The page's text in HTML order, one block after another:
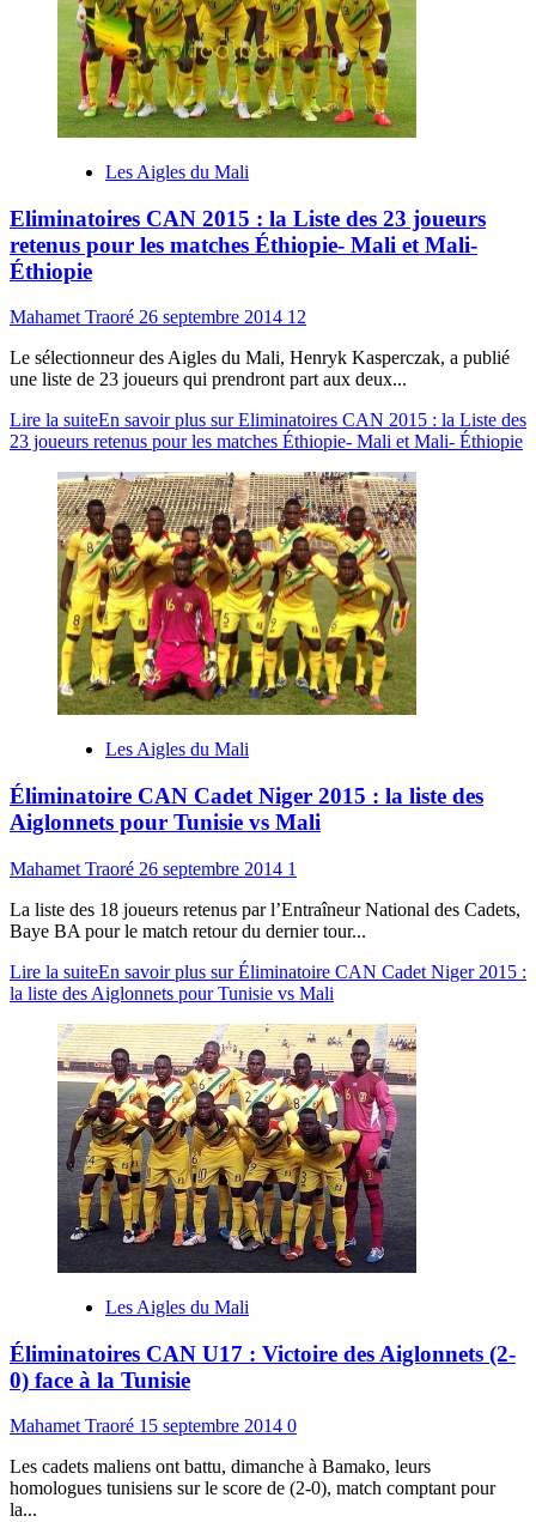
Les Aigles du Mali
Eliminatoires CAN 2015 : la Liste des 23 joueurs
retenus pour les matches Éthiopie- Mali et Mali-
Éthiopie
Mahamet Traoré 26 septembre 2014 12
Le sélectionneur des Aigles du Mali, Henryk Kasperczak, a publié
une liste de 23 joueurs qui prendront part aux deux...
Lire la suiteEn savoir plus sur Eliminatoires CAN 2015 : la Liste des
23 joueurs retenus pour les matches Éthiopie- Mali et Mali- Éthiopie
Les Aigles du Mali
Éliminatoire CAN Cadet Niger 2015 : la liste des
Aiglonnets pour Tunisie vs Mali
Mahamet Traoré 26 septembre 2014 1
La liste des 18 joueurs retenus par l’Entraîneur National des Cadets,
Baye BA pour le match retour du dernier tour...
Lire la suiteEn savoir plus sur Éliminatoire CAN Cadet Niger 2015 :
la liste des Aiglonnets pour Tunisie vs Mali
Les Aigles du Mali
Éliminatoires CAN U17 : Victoire des Aiglonnets (2-
0) face à la Tunisie
Mahamet Traoré 15 septembre 2014 0
Les cadets maliens ont battu, dimanche à Bamako, leurs
homologues tunisiens sur le score de (2-0), match comptant pour
la...